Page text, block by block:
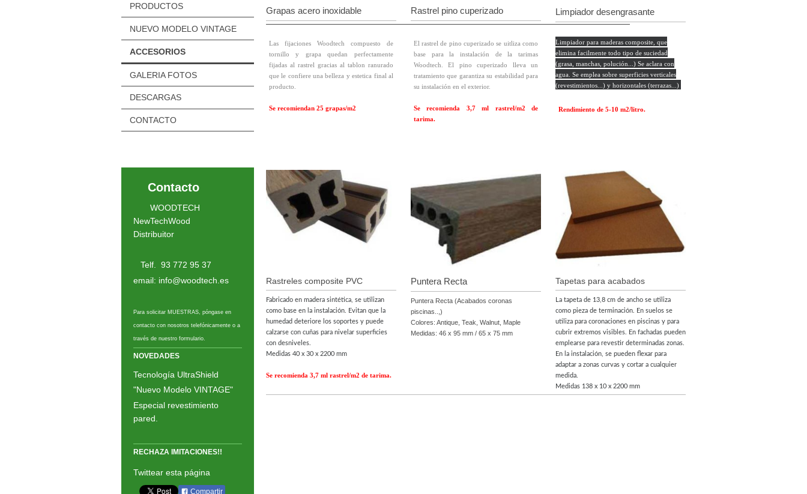
PRODUCTOS
NUEVO MODELO VINTAGE
ACCESORIOS
GALERIA FOTOS
DESCARGAS
CONTACTO
Contacto
WOODTECH
NewTechWood
Distribuitor
Telf. 93 772 95 37
email: info@woodtech.es
Para solicitar MUESTRAS, póngase en
contacto con nosotros telefónicamente o a
través de nuestro formulario.
NOVEDADES
Tecnología UltraShield
"Nuevo Modelo VINTAGE"
Especial revestimiento
pared.
RECHAZA IMITACIONES!!
Twittear esta página
Compartir
Grapas acero inoxidable
Las fijaciones Woodtech compuesto de
tornillo y grapa quedan perfectamente
fijadas al rastrel gracias al tablon ranurado
que le confiere una belleza y estetica final al
producto.
Se recomiendan 25 grapas/m2
Rastrel pino cuperizado
El rastrel de pino cuperizado se uitliza como
base para la instalación de la tarimas
Woodtech. El pino cuperizado lleva un
tratamiento que garantiza su estabilidad para
su instalación en el exterior.
Se recomienda 3,7 ml rastrel/m2 de
tarima.
Limpiador desengrasante
Limpiador para maderas composite, que
elimina facilmente todo tipo de suciedad
(grasa, manchas, polución...) Se aclara con
agua. Se emplea sobre superficies verticales
(revestimientos...) y horizontales (terrazas...)
Rendimiento de 5-10 m2/litro.
Rastreles composite PVC
Fabricado en madera sintética, se utilizan
como base en la instalación. Evitan que la
humedad deteriore los soportes y puede
calzarse con cuñas para nivelar superficies
con desniveles.
Medidas 40 x 30 x 2200 mm
Se recomienda 3,7 ml rastrel/m2 de tarima.
Puntera Recta
Puntera Recta (Acabados coronas
piscinas..,)
Colores: Antique, Teak, Walnut, Maple
Medidas: 46 x 95 mm / 65 x 75 mm
Tapetas para acabados
La tapeta de 13,8 cm de ancho se utiliza
como pieza de terminación. En suelos se
utiliza para coronaciones en piscinas y para
cubrir extremos visibles. En fachadas pueden
emplearse para revestir determinadas zonas.
En la instalación, se pueden flexar para
adaptar a zonas curvas y cortar a cualquier
medida.
Medidas 138 x 10 x 2200 mm